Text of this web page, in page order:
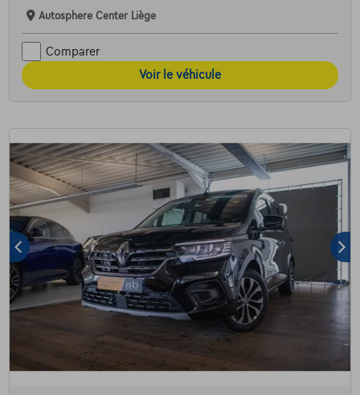
Autosphere Center Liège
Comparer
Voir le véhicule